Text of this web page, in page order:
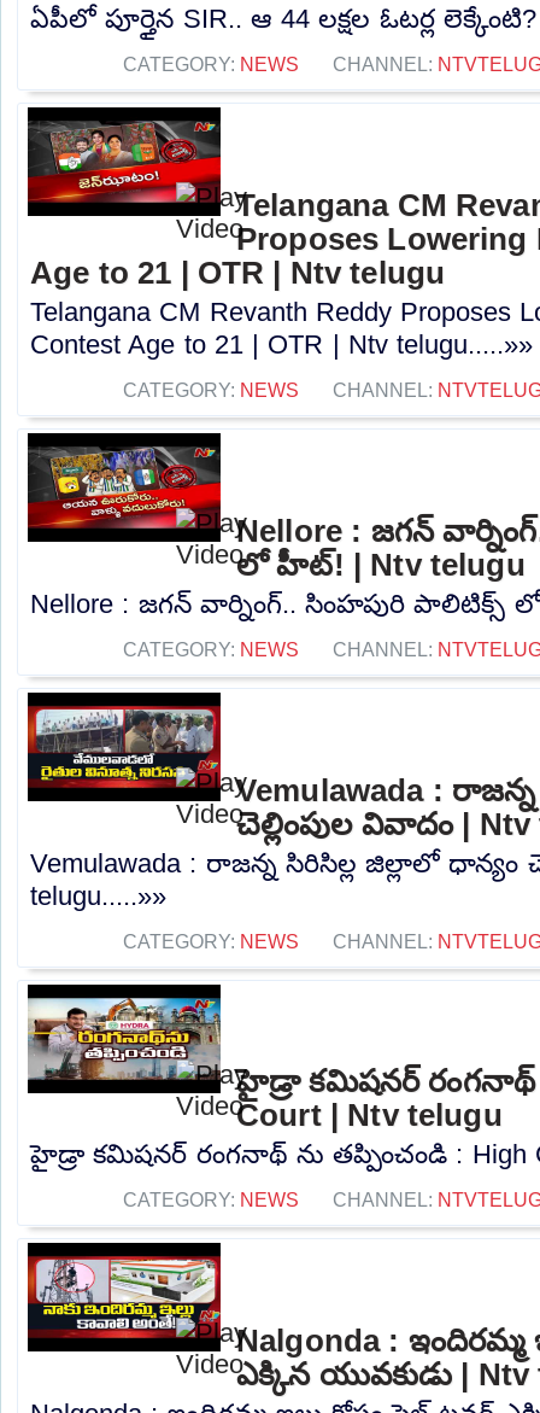
ఏపీలో పూర్తైన SIR.. ఆ 44 లక్షల ఓటర్ల
CATEGORY: NEWS CHANNEL:
Telangana CM
Proposes Lowering
Age to 21 | OTR | Ntv telugu
Telangana CM Revanth Reddy Proposes
Contest Age to 21 | OTR | Ntv telugu.....»»
CATEGORY: NEWS CHANNEL:
Nellore : జగన్
లో హీట్! | Ntv telugu
Nellore : జగన్ వార్నింగ్.. సింహపురి పాలిటిక్స్
CATEGORY: NEWS CHANNEL:
Vemulawada :
చెల్లింపుల వివాదం |
Vemulawada : రాజన్న సిరిసిల్ల జిల్లాలో ధాన్యం
telugu.....»»
CATEGORY: NEWS CHANNEL:
హైడ్రా కమిషనర్ రంగనాథ్
Court | Ntv telugu
హైడ్రా కమిషనర్ రంగనాథ్ ను తప్పించండి : High
CATEGORY: NEWS CHANNEL:
Nalgonda : ఇందిరమ్మ
ఎక్కిన యువకుడు | Ntv